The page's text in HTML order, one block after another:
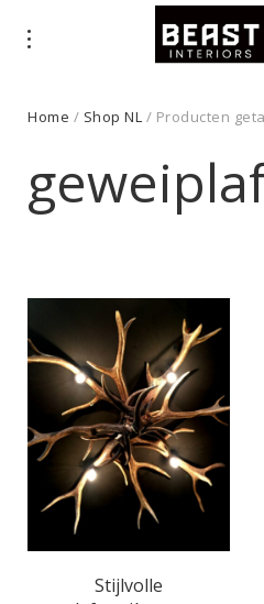
Home / Shop NL / Producten
Stijlvolle